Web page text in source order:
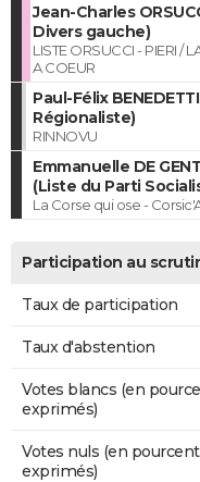
Jean-Charles
Divers gauche)
LISTE ORSUCCI - PIERI /
A COEUR
Paul-Félix
Régionaliste)
RINNOVU
Emmanuelle DE
(Liste du Parti
La Corse qui ose -
Participation au
Taux de participation
Taux d'abstention
Votes blancs (en
exprimés)
Votes nuls (en
exprimés)